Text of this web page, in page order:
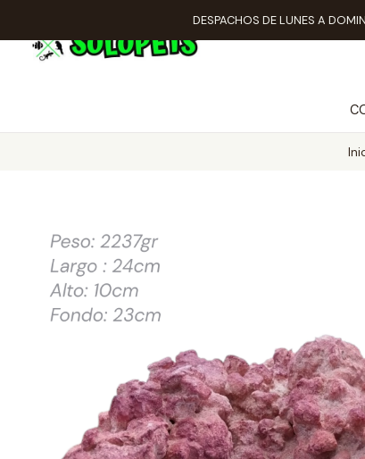
DESPACHOS DE LUNES A